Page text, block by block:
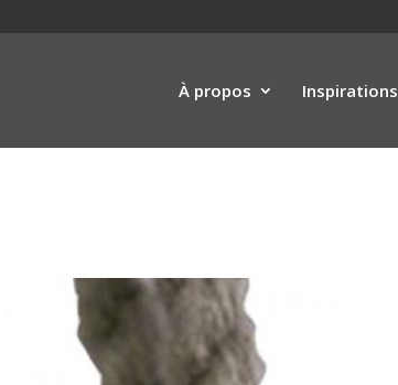
À propos Inspirations